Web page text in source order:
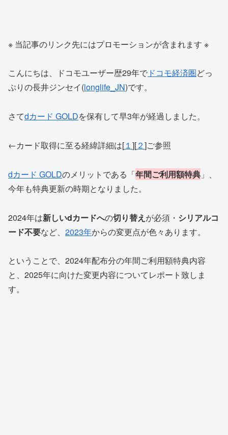
※ 当記事のリンク先にはプロモーションが含まれます ※
こんにちは、ドコモユーザー歴29年で ドコモ経済圏どっ
ぷりの長井ジンセイ(longlife_JN)です。
さてdカード GOLDを保有して早3年が経過しました。
←カード取得に至る経緯詳細は[１][２]ご参照
dカード GOLDのメリットである「年間ご利用額特典 」、
今年も特典更新の時期となりました。
2024年は新しいdカードへの切り替え が必須・ シリアルコ
ード不要など、 2023年からの変更点が色々あります。
ということで、2024年配布分の年間ご利用額特典内容
と、2025年に向けた変更内容についてレポート致しま
す。